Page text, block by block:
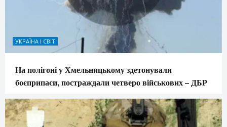
УКРАЇНА І СВІТ
На полігоні у Хмельницькому здетонували
боєприпаси, постраждали четверо військових – ДБР